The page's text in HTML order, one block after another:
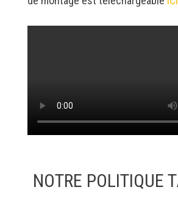
NOTRE POLITIQUE